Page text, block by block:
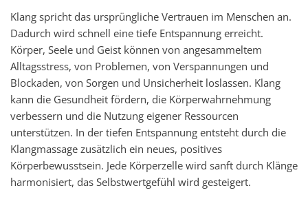
Klang spricht das ursprüngliche Vertrauen im Menschen an.
Dadurch wird schnell eine tiefe Entspannung erreicht.
Körper, Seele und Geist können von angesammeltem
Alltagsstress, von Problemen, von Verspannungen und
Blockaden, von Sorgen und Unsicherheit loslassen. Klang
kann die Gesundheit fördern, die Körperwahrnehmung
verbessern und die Nutzung eigener Ressourcen
unterstützen. In der tiefen Entspannung entsteht durch die
Klangmassage zusätzlich ein neues, positives
Körperbewusstsein. Jede Körperzelle wird sanft durch Klänge
harmonisiert, das Selbstwertgefühl wird gesteigert.